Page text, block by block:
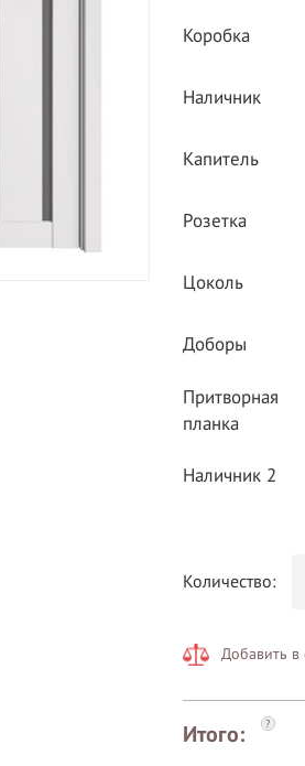
Коробка
Наличник
Капитель
Розетка
Цоколь
Доборы
Притворная
планка
Наличник 2
Количество:
Добавить в
Итого: ?